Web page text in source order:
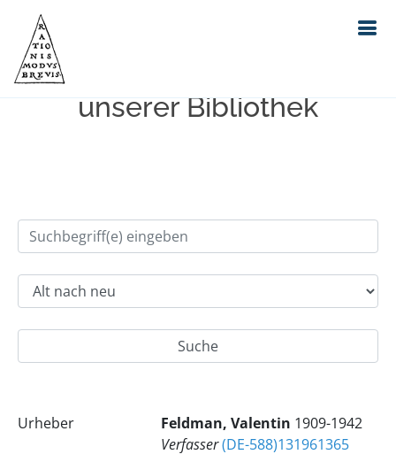
Einfache Suche im Bestand
unserer Bibliothek
Urheber Feldman, Valentin 1909-1942
Verfasser(DE-588)131961365